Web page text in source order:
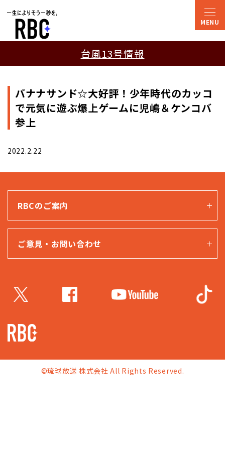
台風13号情報
バナナサンド☆大好評！少年時代のカッコ
で元気に遊ぶ爆上ゲームに児嶋＆ケンコバ
参上
2022.2.22
RBCのご案内
ご意見・お問い合わせ
©琉球放送 株式会社 All Rights Reserved.